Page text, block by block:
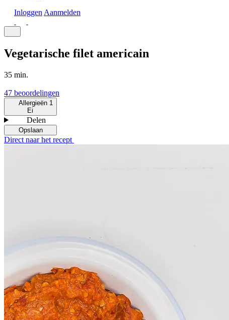
Inloggen Aanmelden
Vegetarische filet americain
35 min.
47 beoordelingen
Allergieën 1
Ei
Delen
Opslaan
Direct naar het recept